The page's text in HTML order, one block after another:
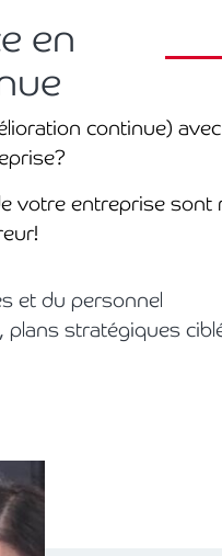
en
continue)
votre entreprise sont
et du personnel
stratégiques